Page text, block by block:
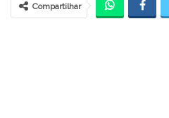
Compartilhar